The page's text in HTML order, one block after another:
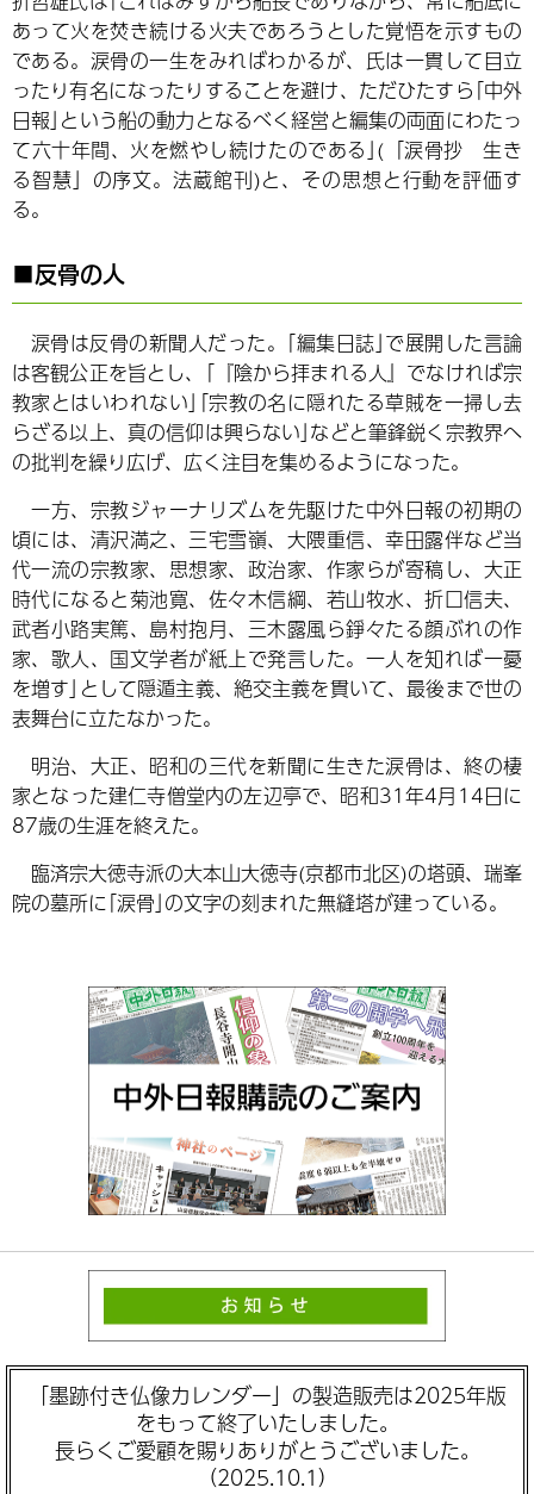
あって火を焚き続ける火夫であろうとした覚悟を示すもの
である。涙骨の一生をみればわかるが、氏は一貫して目立
ったり有名になったりすることを避け、ただひたすら｢中外
日報｣という船の動力となるべく経営と編集の両面にわたっ
て六十年間、火を燃やし続けたのである｣(「涙骨抄 生き
る智慧」の序文。法蔵館刊)と、その思想と行動を評価す
る。
■反骨の人
涙骨は反骨の新聞人だった。｢編集日誌｣で展開した言論
は客観公正を旨とし、｢『陰から拝まれる人』でなければ宗
教家とはいわれない｣｢宗教の名に隠れたる草賊を一掃し去
らざる以上、真の信仰は興らない｣などと筆鋒鋭く宗教界へ
の批判を繰り広げ、広く注目を集めるようになった。
一方、宗教ジャーナリズムを先駆けた中外日報の初期の
頃には、清沢満之、三宅雪嶺、大隈重信、幸田露伴など当
代一流の宗教家、思想家、政治家、作家らが寄稿し、大正
時代になると菊池寛、佐々木信綱、若山牧水、折口信夫、
武者小路実篤、島村抱月、三木露風ら錚々たる顔ぶれの作
家、歌人、国文学者が紙上で発言した。一人を知れば一憂
を増す｣として隠遁主義、絶交主義を貫いて、最後まで世の
表舞台に立たなかった。
明治、大正、昭和の三代を新聞に生きた涙骨は、終の棲
家となった建仁寺僧堂内の左辺亭で、昭和31年4月14日に
87歳の生涯を終えた。
臨済宗大徳寺派の大本山大徳寺(京都市北区)の塔頭、瑞峯
院の墓所に｢涙骨｣の文字の刻まれた無縫塔が建っている。
「墨跡付き仏像カレンダー」の製造販売は2025年版
をもって終了いたしました。
長らくご愛顧を賜りありがとうございました。
（2025.10.1）